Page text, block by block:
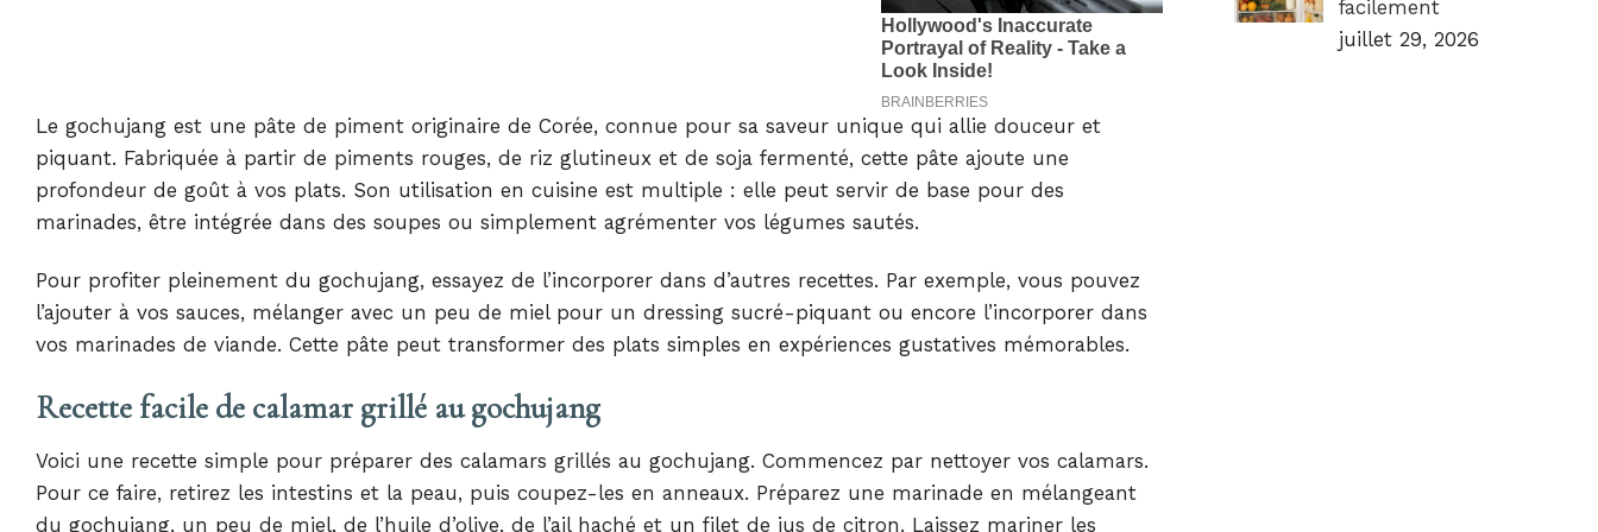
Le gochujang est une pâte de piment originaire de Corée, connue pour sa saveur unique qui allie douceur et
piquant. Fabriquée à partir de piments rouges, de riz glutineux et de soja fermenté, cette pâte ajoute une
profondeur de goût à vos plats. Son utilisation en cuisine est multiple : elle peut servir de base pour des
marinades, être intégrée dans des soupes ou simplement agrémenter vos légumes sautés.
Pour profiter pleinement du gochujang, essayez de l’incorporer dans d’autres recettes. Par exemple, vous pouvez
l’ajouter à vos sauces, mélanger avec un peu de miel pour un dressing sucré-piquant ou encore l’incorporer dans
vos marinades de viande. Cette pâte peut transformer des plats simples en expériences gustatives mémorables.
Recette facile de calamar grillé au gochujang
Voici une recette simple pour préparer des calamars grillés au gochujang. Commencez par nettoyer vos calamars.
Pour ce faire, retirez les intestins et la peau, puis coupez-les en anneaux. Préparez une marinade en mélangeant
du gochujang, un peu de miel, de l’huile d’olive, de l’ail haché et un filet de jus de citron. Laissez mariner les
facilement
juillet 29, 2026